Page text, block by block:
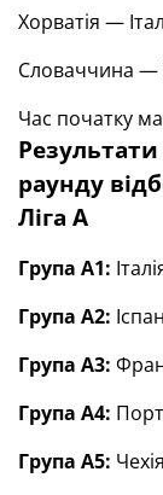
Хорватія —
Словаччина —
Час початку
раунду
Ліга А
Група А1:
Група А2:
Група А3:
Група А4:
Група А5: